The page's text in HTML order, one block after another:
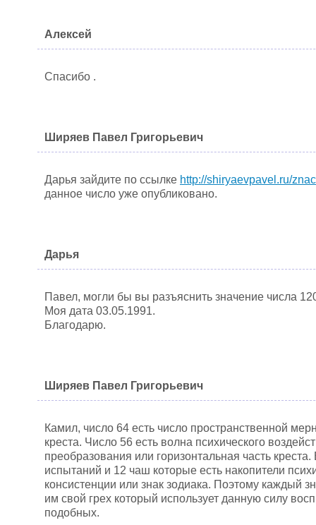
Алексей
Спасибо .
Ширяев Павел Григорьевич
Дарья зайдите по ссылке http://shiryaevpavel.ru/
данное число уже опубликовано.
Дарья
Павел, могли бы вы разъяснить значение числа
Моя дата 03.05.1991.
Благодарю.
Ширяев Павел Григорьевич
Камил, число 64 есть число пространственной
креста. Число 56 есть волна психического
преобразования или горизонтальная часть
испытаний и 12 чаш которые есть накопители
консистенции или знак зодиака. Поэтому каждый
им свой грех который использует данную силу
подобных.